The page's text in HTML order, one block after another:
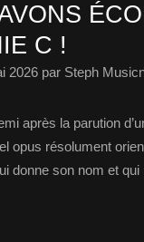
C !
2026 par Steph
après la parution
opus résolument
donne son nom et